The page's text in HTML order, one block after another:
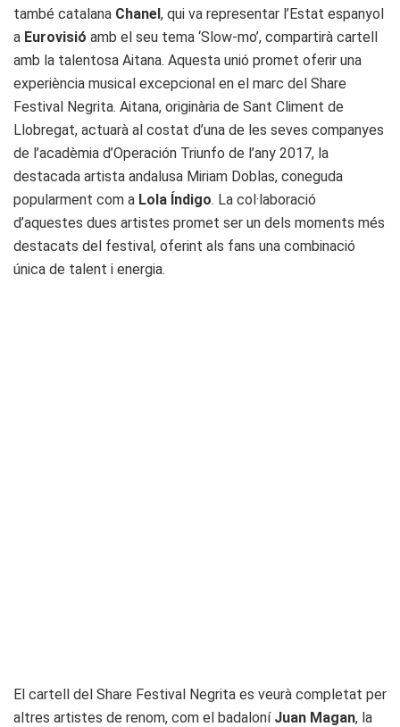
també catalana Chanel, qui va representar l’Estat espanyol
a Eurovisió amb el seu tema ‘Slow-mo’, compartirà cartell
amb la talentosa Aitana. Aquesta unió promet oferir una
experiència musical excepcional en el marc del Share
Festival Negrita. Aitana, originària de Sant Climent de
Llobregat, actuarà al costat d’una de les seves companyes
de l’acadèmia d’Operación Triunfo de l’any 2017, la
destacada artista andalusa Miriam Doblas, coneguda
popularment com a Lola Índigo. La col·laboració
d’aquestes dues artistes promet ser un dels moments més
destacats del festival, oferint als fans una combinació
única de talent i energia.
El cartell del Share Festival Negrita es veurà completat per
altres artistes de renom, com el badaloní Juan Magan, la